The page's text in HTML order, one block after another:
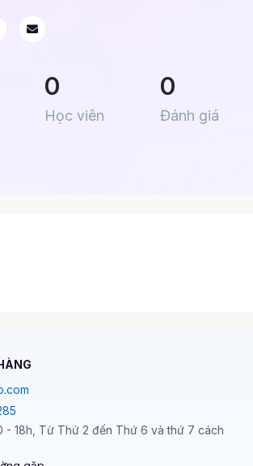
0
Học viên
0
Đánh giá
- 18h, Từ Thứ 2 đến Thứ 6 và thứ 7 cách